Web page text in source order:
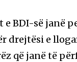
e BDI-së janë
drejtësi e
që janë të